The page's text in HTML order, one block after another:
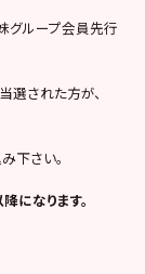
グループ会員先行
選された方が、
下さい。
になります。